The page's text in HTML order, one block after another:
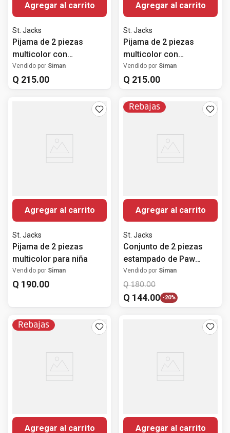
Agregar al carrito
St. Jacks
Pijama de 2 piezas
multicolor con
estampado de Stitch
para niña
Vendido por Siman
Q 215.00
Agregar al carrito
St. Jacks
Pijama de 2 piezas
multicolor con
estampado de
Cinnamoroll para niña
Vendido por Siman
Q 215.00
Agregar al carrito
St. Jacks
Pijama de 2 piezas
multicolor para niña
Vendido por Siman
Q 190.00
Rebajas
Agregar al carrito
St. Jacks
Conjunto de 2 piezas
estampado de Paw
Patrol para niño
Vendido por Siman
Q 180.00
Q 144.00 -20%
Rebajas
Agregar al carrito Agregar al carrito